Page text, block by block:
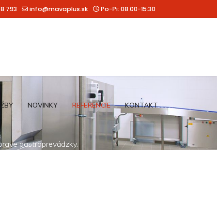
793 info@mavaplus.sk Po-Pi: 08:00-15:30
NOVINKY REFERENCIE KONTAKT
gastroprevádzky.